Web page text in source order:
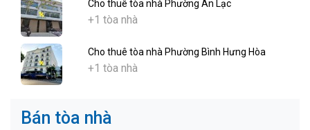
Cho thuê tòa nhà Phường An Lạc
+1 tòa nhà
Cho thuê tòa nhà Phường Bình Hưng Hòa
+1 tòa nhà
Bán tòa nhà